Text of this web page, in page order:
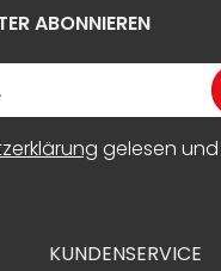
ABONNIEREN
gelesen
KUNDENSERVICE